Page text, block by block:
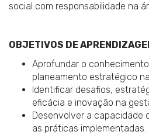
social com responsabilidade na
OBJETIVOS DE
Aprofundar o
planeamento estratégico
Identificar desafios,
eficácia e inovação na
Desenvolver a capacidade
as práticas implementadas.